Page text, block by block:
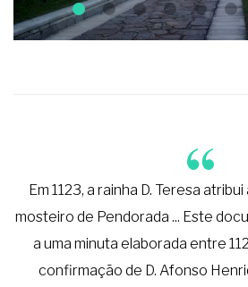
Em 1123, a rainha D. Teresa
mosteiro de Pendorada ... Este
a uma minuta elaborada entre
confirmação de D. Afonso